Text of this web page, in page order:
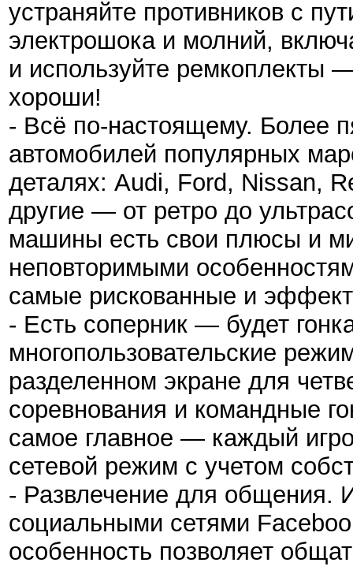
устраняйте противников с
электрошока и молний,
и используйте ремкоплекты
хороши!
- Всё по-настоящему. Более
автомобилей популярных
деталях: Audi, Ford, Nissan,
другие — от ретро до
машины есть свои плюсы и
неповторимыми
самые рискованные и
- Есть соперник — будет
многопользовательские
разделенном экране для
соревнования и командные
самое главное — каждый
сетевой режим с учетом
- Развлечение для общения.
социальными сетями
особенность позволяет